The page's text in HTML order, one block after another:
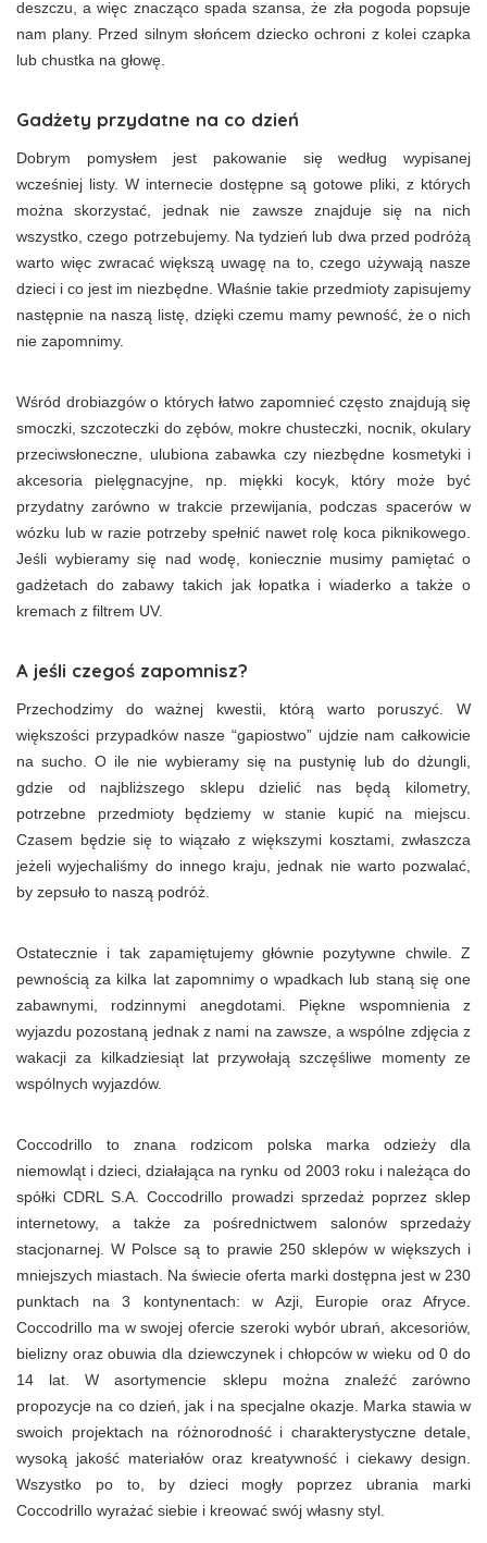
deszczu, a więc znacząco spada szansa, że zła pogoda popsuje
nam plany. Przed silnym słońcem dziecko ochroni z kolei czapka
lub chustka na głowę.
Gadżety przydatne na co dzień
Dobrym pomysłem jest pakowanie się według wypisanej
wcześniej listy. W internecie dostępne są gotowe pliki, z których
można skorzystać, jednak nie zawsze znajduje się na nich
wszystko, czego potrzebujemy. Na tydzień lub dwa przed podróżą
warto więc zwracać większą uwagę na to, czego używają nasze
dzieci i co jest im niezbędne. Właśnie takie przedmioty zapisujemy
następnie na naszą listę, dzięki czemu mamy pewność, że o nich
nie zapomnimy.
Wśród drobiazgów o których łatwo zapomnieć często znajdują się
smoczki, szczoteczki do zębów, mokre chusteczki, nocnik, okulary
przeciwsłoneczne, ulubiona zabawka czy niezbędne kosmetyki i
akcesoria pielęgnacyjne, np. miękki kocyk, który może być
przydatny zarówno w trakcie przewijania, podczas spacerów w
wózku lub w razie potrzeby spełnić nawet rolę koca piknikowego.
Jeśli wybieramy się nad wodę, koniecznie musimy pamiętać o
gadżetach do zabawy takich jak łopatka i wiaderko a także o
kremach z filtrem UV.
A jeśli czegoś zapomnisz?
Przechodzimy do ważnej kwestii, którą warto poruszyć. W
większości przypadków nasze “gapiostwo” ujdzie nam całkowicie
na sucho. O ile nie wybieramy się na pustynię lub do dżungli,
gdzie od najbliższego sklepu dzielić nas będą kilometry,
potrzebne przedmioty będziemy w stanie kupić na miejscu.
Czasem będzie się to wiązało z większymi kosztami, zwłaszcza
jeżeli wyjechaliśmy do innego kraju, jednak nie warto pozwalać,
by zepsuło to naszą podróż.
Ostatecznie i tak zapamiętujemy głównie pozytywne chwile. Z
pewnością za kilka lat zapomnimy o wpadkach lub staną się one
zabawnymi, rodzinnymi anegdotami. Piękne wspomnienia z
wyjazdu pozostaną jednak z nami na zawsze, a wspólne zdjęcia z
wakacji za kilkadziesiąt lat przywołają szczęśliwe momenty ze
wspólnych wyjazdów.
Coccodrillo to znana rodzicom polska marka odzieży dla
niemowląt i dzieci, działająca na rynku od 2003 roku i należąca do
spółki CDRL S.A. Coccodrillo prowadzi sprzedaż poprzez sklep
internetowy, a także za pośrednictwem salonów sprzedaży
stacjonarnej. W Polsce są to prawie 250 sklepów w większych i
mniejszych miastach. Na świecie oferta marki dostępna jest w 230
punktach na 3 kontynentach: w Azji, Europie oraz Afryce.
Coccodrillo ma w swojej ofercie szeroki wybór ubrań, akcesoriów,
bielizny oraz obuwia dla dziewczynek i chłopców w wieku od 0 do
14 lat. W asortymencie sklepu można znaleźć zarówno
propozycje na co dzień, jak i na specjalne okazje. Marka stawia w
swoich projektach na różnorodność i charakterystyczne detale,
wysoką jakość materiałów oraz kreatywność i ciekawy design.
Wszystko po to, by dzieci mogły poprzez ubrania marki
Coccodrillo wyrażać siebie i kreować swój własny styl.